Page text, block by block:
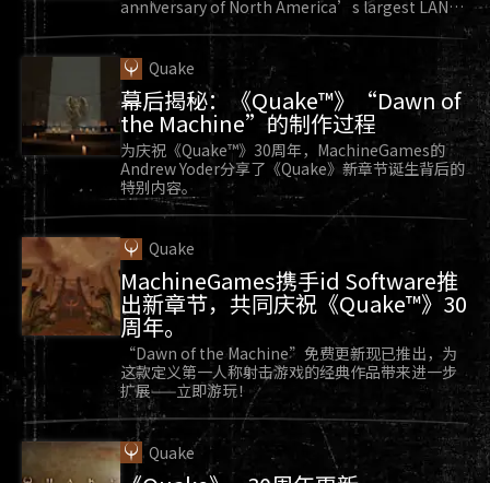
anniversary of North America’s largest LAN
Quake
幕后揭秘：《Quake™》“Dawn of
the Machine”的制作过程
为庆祝《Quake™》30周年，MachineGames的
Andrew Yoder分享了《Quake》新章节诞生背后的
特别内容。
Quake
MachineGames携手id Software推
出新章节，共同庆祝《Quake™》30
周年。
“Dawn of the Machine”免费更新现已推出，为
这款定义第一人称射击游戏的经典作品带来进一步
扩展——立即游玩！
Quake